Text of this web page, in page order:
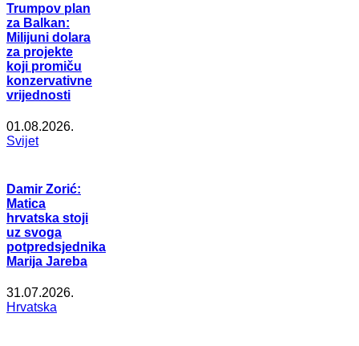
Trumpov plan
za Balkan:
Milijuni dolara
za projekte
koji promiču
konzervativne
vrijednosti
01.08.2026.
Svijet
Damir Zorić:
Matica
hrvatska stoji
uz svoga
potpredsjednika
Marija Jareba
31.07.2026.
Hrvatska